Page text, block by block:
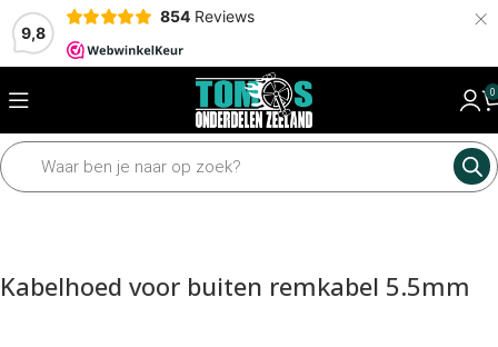
9,8
854 Reviews ×
0
Home Framedelen Kabels Kabels toebehoren
Kabelhoed voor buiten remkabel 5.5mm